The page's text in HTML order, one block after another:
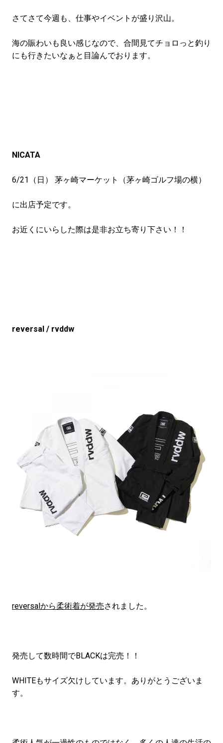
さてさて今週も、仕事やイベントが盛り沢山。
海の賑わいも良い感じなので、合間見てチョロっと釣り
にも行きたいなぁと目論んでおります。
NICATA
6/21（日） 茅ヶ崎マーケット（茅ヶ崎ゴルフ場の横）
に出店予定です。
お近くにいらした際は是非お立ち寄り下さい！！
reversal / rvddw
reversalから柔術着が発売されました。
発売して数時間でBLACKは完売！！
WHITEもサイズ欠けしています。ありがとうございま
す。